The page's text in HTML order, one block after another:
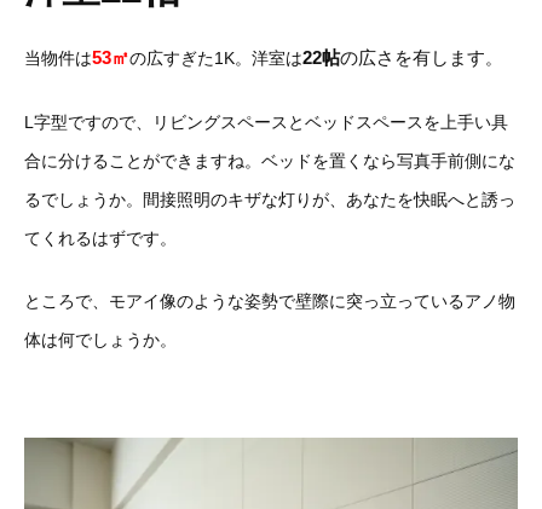
当物件は53㎡の広すぎた1K。洋室は22帖の広さを有します。
L字型ですので、リビングスペースとベッドスペースを上手い具
合に分けることができますね。ベッドを置くなら写真手前側にな
るでしょうか。間接照明のキザな灯りが、あなたを快眠へと誘っ
てくれるはずです。
ところで、モアイ像のような姿勢で壁際に突っ立っているアノ物
体は何でしょうか。